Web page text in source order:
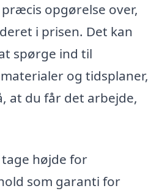
opgørelse over,
i prisen. Det kan
spørge ind til
og tidsplaner,
at du får det arbejde,
højde for
som garanti for